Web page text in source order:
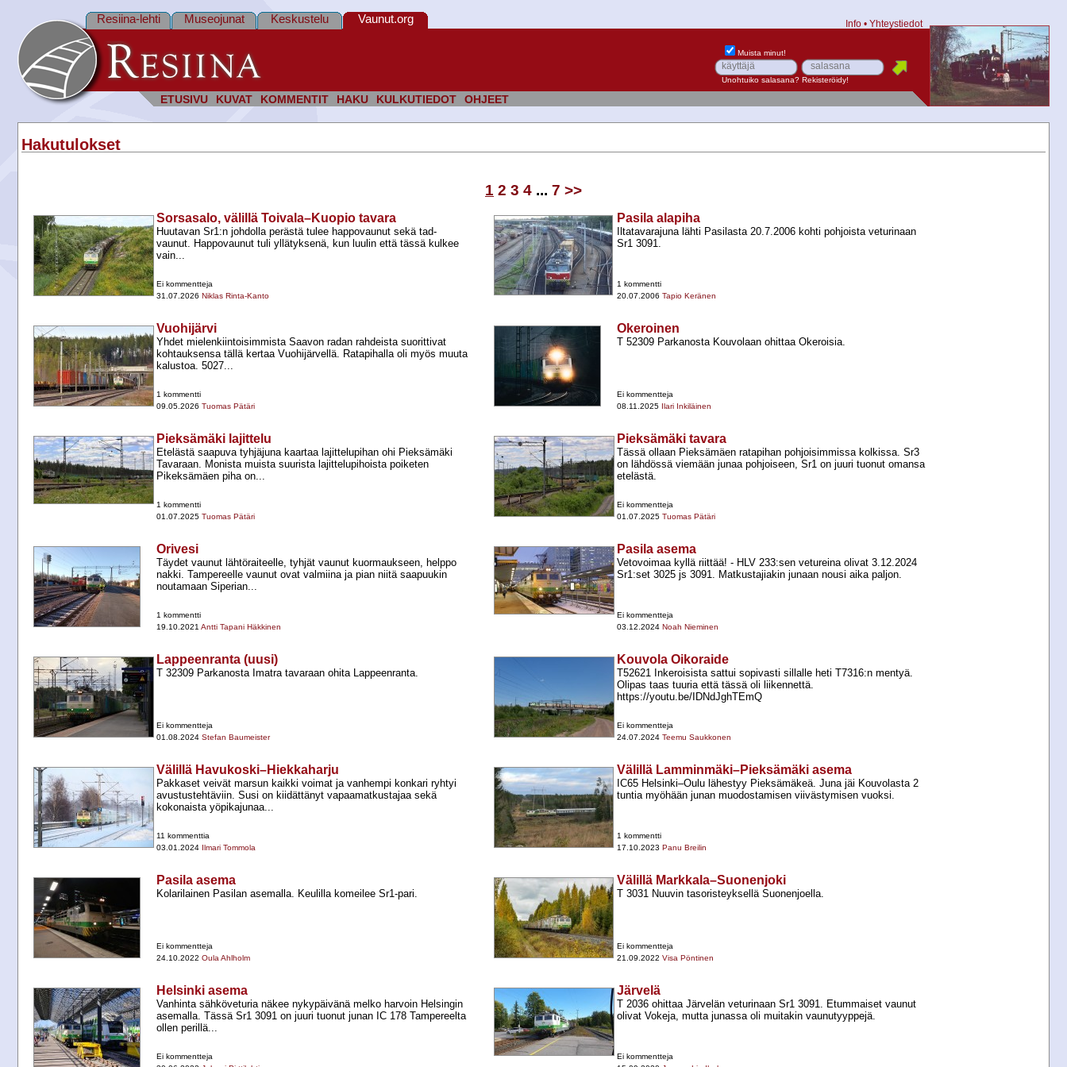
ETUSIVU KUVAT KOMMENTIT HAKU KULKUTIEDOT OHJEET
Resiina-lehti Museojunat Keskustelu Vaunut.org Info • Yhteystiedot
Muista minut!
Unohtuiko salasana? Rekisteröidy!
Hakutulokset
1 2 3 4 ... 7 >>
Sorsasalo, välillä Toivala–Kuopio tavara
Huutavan Sr1:n johdolla perästä tulee happovaunut sekä tad-​
vaunut. Happovaunut tuli yllätyksenä, kun luulin että tässä kulkee
vain...
Ei kommentteja
31.07.2026 Niklas Rinta-Kanto
Pasila alapiha
Iltatavarajuna lähti Pasilasta 20.7.2006 kohti pohjoista veturinaan
Sr1 3091.
1 kommentti
20.07.2006 Tapio Keränen
Vuohijärvi
Yhdet mielenkiintoisimmista Saavon radan rahdeista suorittivat
kohtauksensa tällä kertaa Vuohijärvellä. Ratapihalla oli myös muuta
kalustoa. 5027...
1 kommentti
09.05.2026 Tuomas Pätäri
Okeroinen
T 52309 Parkanosta Kouvolaan ohittaa Okeroisia.
Ei kommentteja
08.11.2025 Ilari Inkiläinen
Pieksämäki lajittelu
Etelästä saapuva tyhjäjuna kaartaa lajittelupihan ohi Pieksämäki
Tavaraan. Monista muista suurista lajittelupihoista poiketen
Pikeksämäen piha on...
1 kommentti
01.07.2025 Tuomas Pätäri
Pieksämäki tavara
Tässä ollaan Pieksämäen ratapihan pohjoisimmissa kolkissa. Sr3
on lähdössä viemään junaa pohjoiseen, Sr1 on juuri tuonut omansa
etelästä.
Ei kommentteja
01.07.2025 Tuomas Pätäri
Orivesi
Täydet vaunut lähtöraiteelle, tyhjät vaunut kuormaukseen, helppo
nakki. Tampereelle vaunut ovat valmiina ja pian niitä saapuukin
noutamaan Siperian...
1 kommentti
19.10.2021 Antti Tapani Häkkinen
Pasila asema
Vetovoimaa kyllä riittää! -​ HLV 233:sen vetureina olivat 3.12.2024
Sr1:set 3025 js 3091. Matkustajiakin junaan nousi aika paljon.
Ei kommentteja
03.12.2024 Noah Nieminen
Lappeenranta (uusi)
T 32309 Parkanosta Imatra tavaraan ohita Lappeenranta.
Ei kommentteja
01.08.2024 Stefan Baumeister
Kouvola Oikoraide
T52621 Inkeroisista sattui sopivasti sillalle heti T7316:n mentyä.
Olipas taas tuuria että tässä oli liikennettä.
https://youtu.be/IDNdJghTEmQ
Ei kommentteja
24.07.2024 Teemu Saukkonen
Välillä Havukoski–Hiekkaharju
Pakkaset veivät marsun kaikki voimat ja vanhempi konkari ryhtyi
avustustehtäviin. Susi on kiidättänyt vapaamatkustajaa sekä
kokonaista yöpikajunaa...
11 kommenttia
03.01.2024 Ilmari Tommola
Välillä Lamminmäki–Pieksämäki asema
IC65 Helsinki–Oulu lähestyy Pieksämäkeä. Juna jäi Kouvolasta 2
tuntia myöhään junan muodostamisen viivästymisen vuoksi.
1 kommentti
17.10.2023 Panu Breilin
Pasila asema
Kolarilainen Pasilan asemalla. Keulilla komeilee Sr1-​pari.
Ei kommentteja
24.10.2022 Oula Ahlholm
Välillä Markkala–Suonenjoki
T 3031 Nuuvin tasoristeyksellä Suonenjoella.
Ei kommentteja
21.09.2022 Visa Pöntinen
Helsinki asema
Vanhinta sähköveturia näkee nykypäivänä melko harvoin Helsingin
asemalla. Tässä Sr1 3091 on juuri tuonut junan IC 178 Tampereelta
ollen perillä...
Ei kommentteja
Järvelä
T 2036 ohittaa Järvelän veturinaan Sr1 3091. Etummaiset vaunut
olivat Vokeja, mutta junassa oli muitakin vaunutyyppejä.
Ei kommentteja